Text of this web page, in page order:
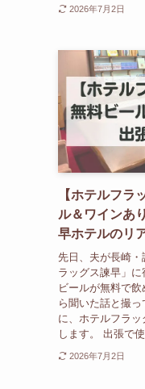
2026年7月2日
【ホテルフラ
ル＆ワインあ
早ホテルのリ
先日、夫が長崎
ラッグス諫早」
ビールが無料で
ら聞いた話と撮
に、ホテルフラッ
します。 出張で
2026年7月2日